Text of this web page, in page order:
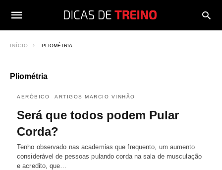
INÍCIO PLIOMÉTRIA
Pliométria
AERÓBICO ARTIGOS MARCIO VINHÃO
Será que todos podem Pular
Corda?
Tenho observado nas academias que frequento, um aumento
considerável de pessoas pulando corda na sala de musculação
e acredito, que…